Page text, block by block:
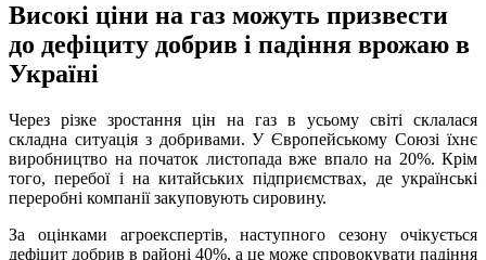
Високі ціни на газ можуть призвести
до дефіциту добрив і падіння врожаю в
Україні
Через різке зростання цін на газ в усьому світі склалася
складна ситуація з добривами. У Європейському Союзі їхнє
виробництво на початок листопада вже впало на 20%. Крім
того, перебої і на китайських підприємствах, де українські
переробні компанії закуповують сировину.
За оцінками агроекспертів, наступного сезону очікується
дефіцит добрив в районі 40%, а це може спровокувати падіння